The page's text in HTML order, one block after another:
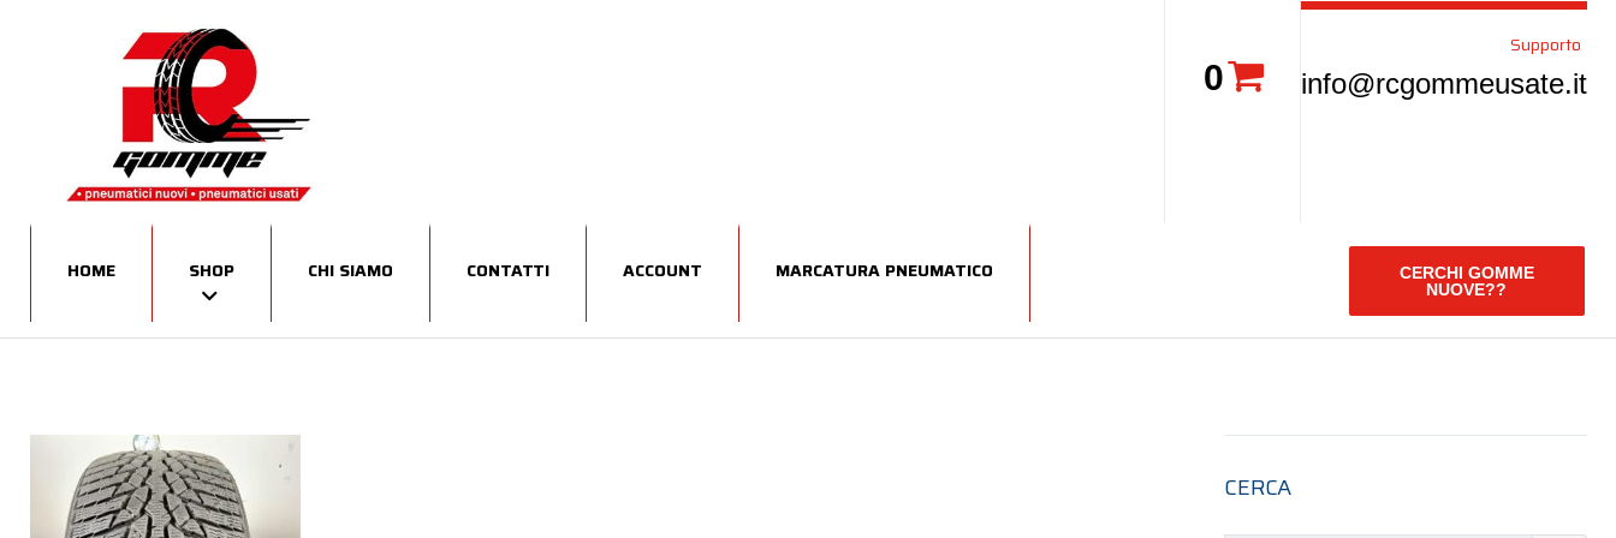
0
Supporto
info@rcgommeusate.it
CERCHI GOMME
NUOVE??
HOME SHOP CHI SIAMO CONTATTI ACCOUNT MARCATURA PNEUMATICO
CERCA